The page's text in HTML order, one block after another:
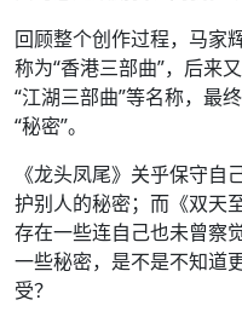
回顾整个创作过程，马家
称为“香港三部曲”，后来
“江湖三部曲”等名称，最
“秘密”。
《龙头凤尾》关乎保守自
护别人的秘密；而《双天
存在一些连自己也未曾察
一些秘密，是不是不知道
受？